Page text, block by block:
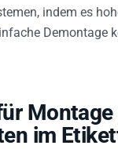
indem es
Demontage
Montage
im